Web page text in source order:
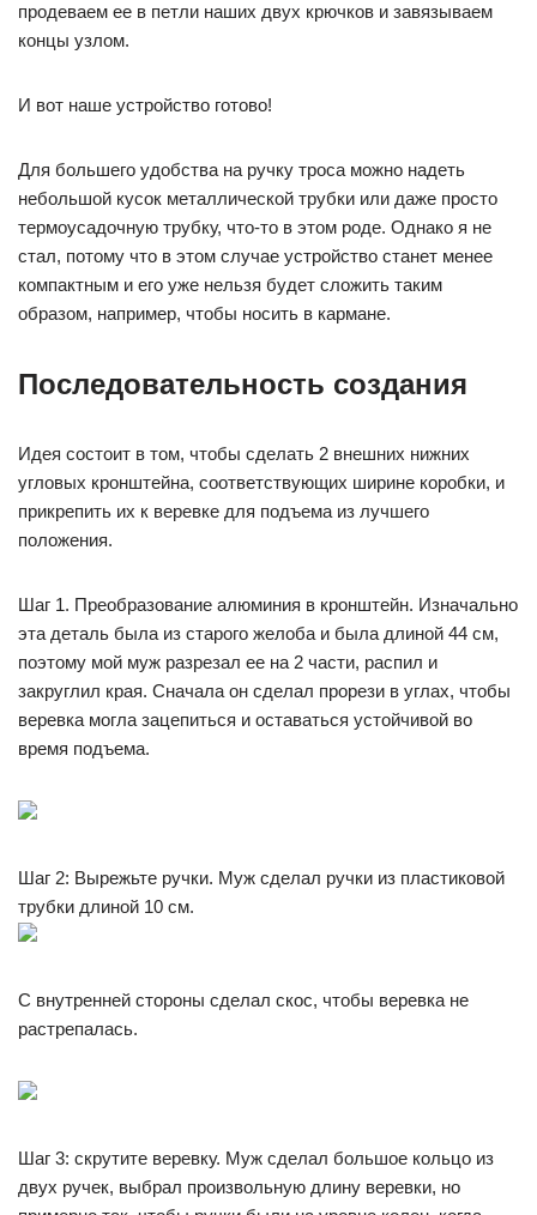
продеваем ее в петли наших двух крючков и завязываем
концы узлом.
И вот наше устройство готово!
Для большего удобства на ручку троса можно надеть
небольшой кусок металлической трубки или даже просто
термоусадочную трубку, что-то в этом роде. Однако я не
стал, потому что в этом случае устройство станет менее
компактным и его уже нельзя будет сложить таким
образом, например, чтобы носить в кармане.
Последовательность создания
Идея состоит в том, чтобы сделать 2 внешних нижних
угловых кронштейна, соответствующих ширине коробки, и
прикрепить их к веревке для подъема из лучшего
положения.
Шаг 1. Преобразование алюминия в кронштейн. Изначально
эта деталь была из старого желоба и была длиной 44 см,
поэтому мой муж разрезал ее на 2 части, распил и
закруглил края. Сначала он сделал прорези в углах, чтобы
веревка могла зацепиться и оставаться устойчивой во
время подъема.
Шаг 2: Вырежьте ручки. Муж сделал ручки из пластиковой
трубки длиной 10 см.
С внутренней стороны сделал скос, чтобы веревка не
растрепалась.
Шаг 3: скрутите веревку. Муж сделал большое кольцо из
двух ручек, выбрал произвольную длину веревки, но